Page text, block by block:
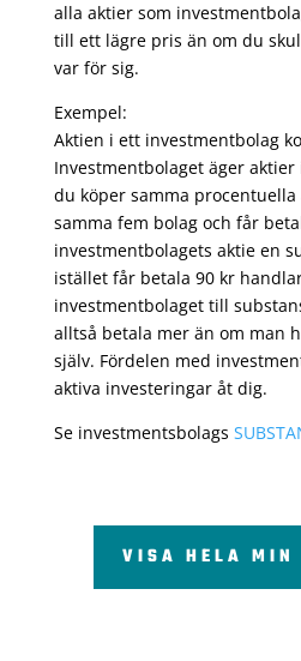
alla aktier som
till ett lägre pris än om du
var för sig.
Exempel:
Aktien i ett investmentbolag
Investmentbolaget äger
du köper samma
samma fem bolag och får
investmentbolagets aktie en
istället får betala 90 kr
investmentbolaget till
alltså betala mer än om man
själv. Fördelen med
aktiva investeringar åt dig.
Se investmentsbolags
VISA HELA MIN